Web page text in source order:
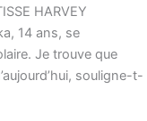
HARVEY
14 ans, se
Je trouve que
, souligne-t-